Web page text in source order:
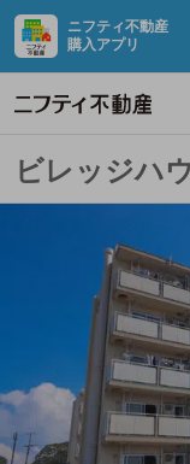
ニフティ不動産
購入アプリ
ビレッジハ